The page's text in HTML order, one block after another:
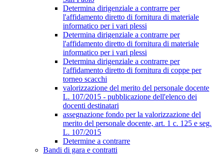
Determina dirigenziale a contrarre per
l'affidamento diretto di fornitura di materiale
informatico per i vari plessi
Determina dirigenziale a contrarre per
l'affidamento diretto di fornitura di materiale
informatico per i vari plessi
Determina dirigenziale a contrarre per
l'affidamento diretto di fornitura di coppe per
torneo scacchi
valorizzazione del merito del personale docente
L. 107/2015 - pubblicazione dell'elenco dei
docenti destinatari
assegnazione fondo per la valorizzazione del
merito del personale docente, art. 1 c. 125 e seg.
L. 107/2015
Determine a contrarre
Bandi di gara e contratti